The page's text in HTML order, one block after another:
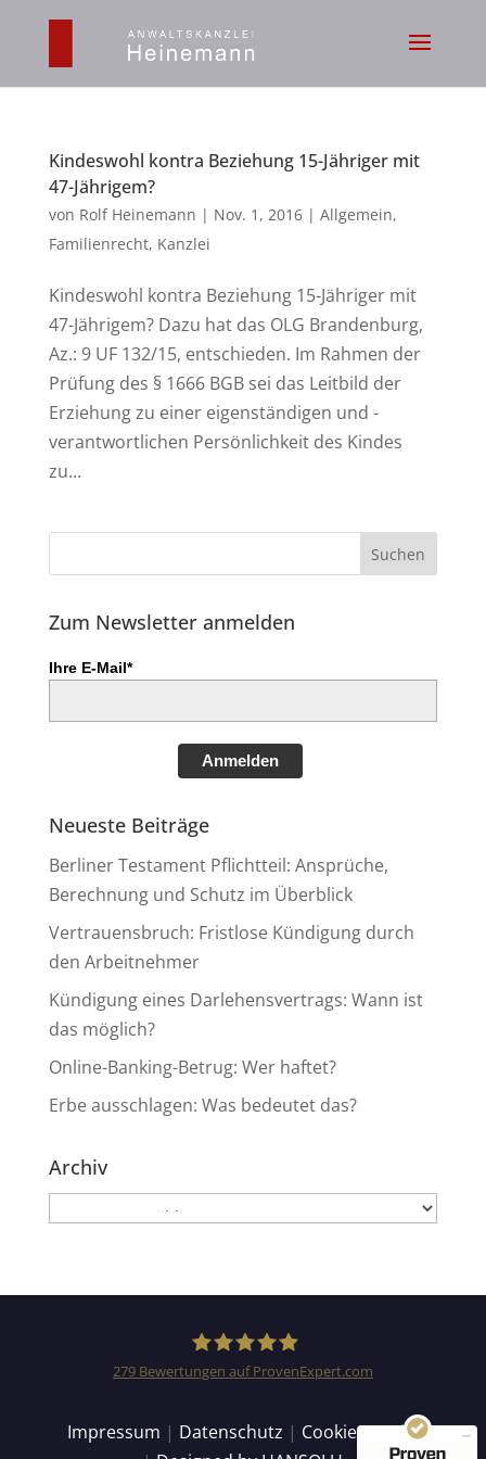
Kindeswohl kontra Beziehung 15-Jähriger mit
47-Jährigem?
von Rolf Heinemann | Nov. 1, 2016| Allgemein,
Familienrecht, Kanzlei
Kindeswohl kontra Beziehung 15-Jähriger mit
47-Jährigem? Dazu hat das OLG Brandenburg,
Az.: 9 UF 132/15, entschieden. Im Rahmen der
Prüfung des § 1666 BGB sei das Leitbild der
Erziehung zu einer eigenständigen und -
verantwortlichen Persönlichkeit des Kindes
zu...
Zum Newsletter anmelden
Ihre E-Mail*
Anmelden
Neueste Beiträge
Berliner Testament Pflichtteil: Ansprüche,
Berechnung und Schutz im Überblick
Vertrauensbruch: Fristlose Kündigung durch
den Arbeitnehmer
Kündigung eines Darlehensvertrags: Wann ist
das möglich?
Online-Banking-Betrug: Wer haftet?
Erbe ausschlagen: Was bedeutet das?
Archiv
279Bewertungen auf ProvenExpert.com
Impressum | Datenschutz | Cookie Details
Anwaltskanzlei Heinemann & Rummel GbR
Empfehlungen auf
SEHR GUT
155
124